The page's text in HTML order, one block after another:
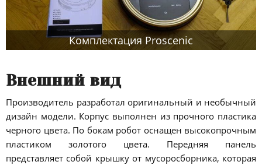
Комплектация Proscenic
Внешний вид
Производитель разработал оригинальный и необычный
дизайн модели. Корпус выполнен из прочного пластика
черного цвета. По бокам робот оснащен высокопрочным
пластиком золотого цвета. Передняя панель
представляет собой крышку от мусоросборника, которая